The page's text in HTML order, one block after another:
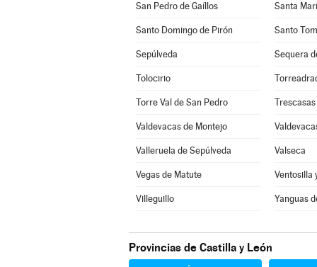
San Pedro de Gaíllos Santa
Santo Domingo de Pirón Santo
Sepúlveda Sequera
Tolocirio
Torre Val de San Pedro Trescasas
Valdevacas de Montejo
Valleruela de Sepúlveda Valseca
Vegas de Matute Ventosilla
Villeguillo Yanguas
Provincias de Castilla y León